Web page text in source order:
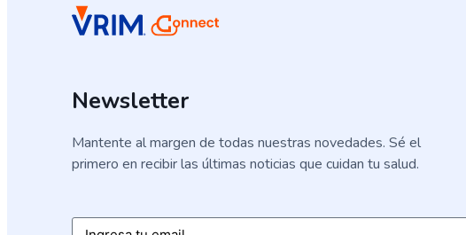
Newsletter
Mantente al margen de todas nuestras novedades. Sé el
primero en recibir las últimas noticias que cuidan tu salud.
Email